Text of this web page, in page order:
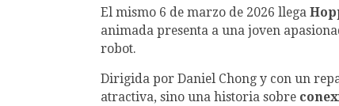
El mismo 6 de marzo de 2026 llega
animada presenta a una joven
robot.
Dirigida por Daniel Chong y con un
atractiva, sino una historia sobre